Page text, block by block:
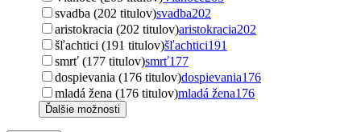
svadba (202 titulov)svadba202
aristokracia (202 titulov)aristokracia202
šľachtici (191 titulov)šľachtici191
smrť (177 titulov)smrť177
dospievania (176 titulov)dospievania176
mladá žena (176 titulov)mladá žena176
Ďalšie možnosti